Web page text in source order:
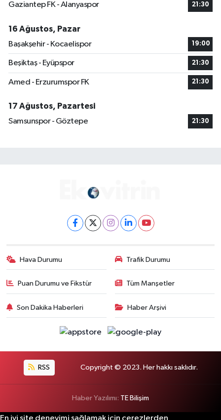
Gaziantep FK - Alanyaspor 21:30
16 Ağustos, Pazar
Başakşehir - Kocaelispor
19:00
Beşiktaş - Eyüpspor 21:30
Amed - Erzurumspor FK 21:30
17 Ağustos, Pazartesi
Samsunspor - Göztepe
21:30
Hava Durumu Trafik Durumu
Puan Durumu ve Fikstür Tüm Manşetler
Son Dakika Haberleri Haber Arşivi
RSS Copyright © 2023. Her hakkı saklıdır.
Haber Yazılımı: TE Bilişim
En iyi site deneyimi sağlamak için çerezlerden